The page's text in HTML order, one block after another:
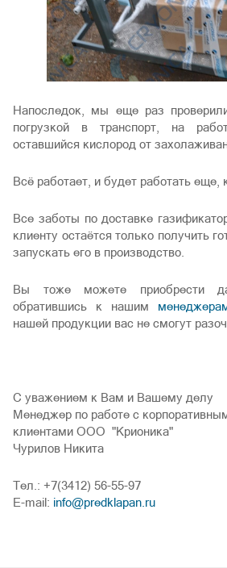
Напоследок, мы еще раз
погрузкой в транспорт, на
оставшийся кислород от
Всё работает, и будет работать
Все заботы по доставке
клиенту остаётся только получить
запускать его в производство.
Вы тоже можете приобрести
обратившись к нашим
нашей продукции вас не смогут
С уважением к Вам и Вашему делу
Менеджер по работе с
клиентами ООО "Крионика"
Чурилов Никита
Тел.: +7(3412) 56-55-97
E-mail: info@predklapan.ru